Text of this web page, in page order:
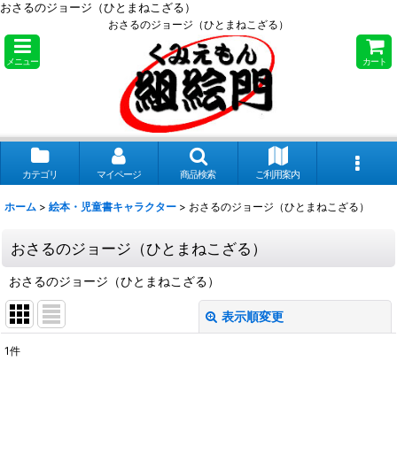
おさるのジョージ（ひとまねこざる）
おさるのジョージ（ひとまねこざる）
メニュー カート
カテゴリ マイページ 商品検索 ご利用案内
ホーム > 絵本・児童書キャラクター > おさるのジョージ（ひとまねこざる）
おさるのジョージ（ひとまねこざる）
おさるのジョージ（ひとまねこざる）
表示順変更
1件